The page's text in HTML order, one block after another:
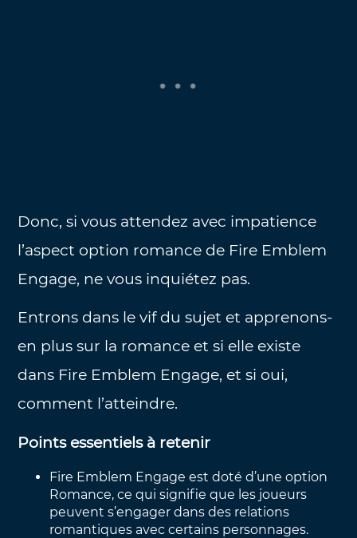
Donc, si vous attendez avec impatience
l’aspect option romance de Fire Emblem
Engage, ne vous inquiétez pas.
Entrons dans le vif du sujet et apprenons-
en plus sur la romance et si elle existe
dans Fire Emblem Engage, et si oui,
comment l’atteindre.
Points essentiels à retenir
Fire Emblem Engage est doté d’une option
Romance, ce qui signifie que les joueurs
peuvent s’engager dans des relations
romantiques avec certains personnages.